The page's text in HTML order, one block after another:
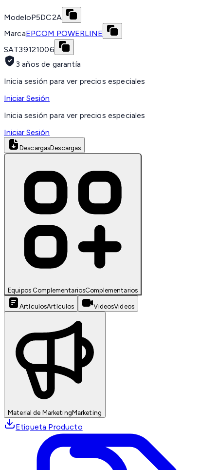
ModeloP5DC2A
MarcaEPCOM POWERLINE
SAT39121006
3 años de garantía
Inicia sesión para ver precios especiales
Iniciar Sesión
Inicia sesión para ver precios especiales
Iniciar Sesión
DescargasDescargas
Equipos ComplementariosComplementarios
ArtículosArtículos VideosVideos
Material de MarketingMarketing
Etiqueta Producto